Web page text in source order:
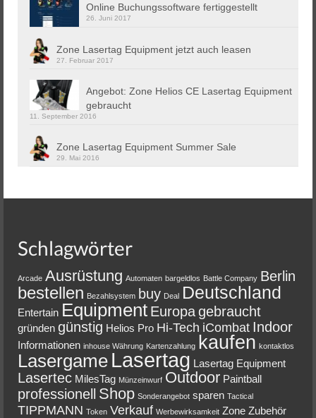
Online Buchungssoftware fertiggestellt
26. Juni 2017
Zone Lasertag Equipment jetzt auch leasen
27. Februar 2017
Angebot: Zone Helios CE Lasertag Equipment
gebraucht
11. September 2016
Zone Lasertag Equipment Summer Sale
29. Mai 2016
Schlagwörter
Arcade Ausrüstung Automaten bargeldlos Battle Company Berlin
bestellen Bezahlsystem buy Deal Deutschland
Entertain Equipment Europagebraucht
gründen günstig Helios Pro Hi-Tech iCombat Indoor
Informationen inhouse Währung Kartenzahlung kaufen kontaktlos
Lasergame Lasertag Lasertag Equipment
Lasertec MilesTag Münzeinwurf Outdoor Paintball
professionell Shop Sonderangebot sparen Tactical
TIPPMANN Token Verkauf Werbewirksamkeit Zone Zubehör